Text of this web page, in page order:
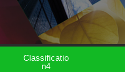
Classificatio
n4